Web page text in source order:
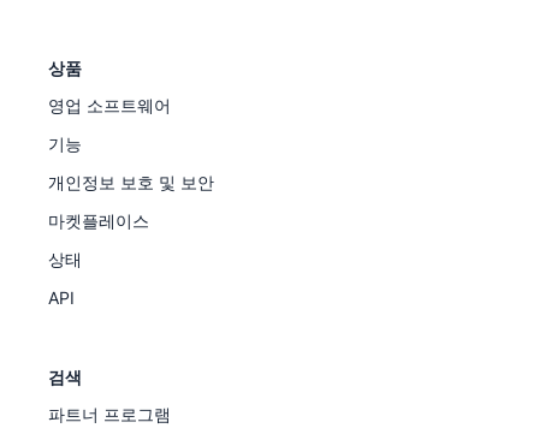
상품
영업 소프트웨어
기능
개인정보 보호 및 보안
마켓플레이스
상태
API
검색
파트너 프로그램